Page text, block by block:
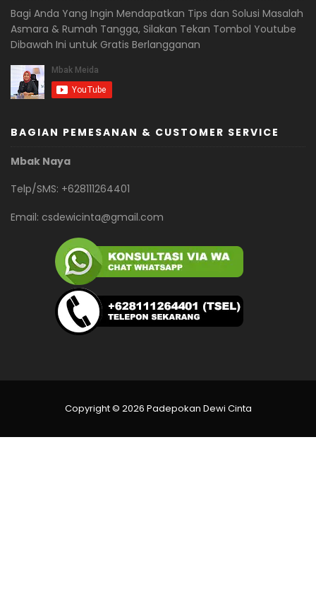
Bagi Anda Yang Ingin Mendapatkan Tips dan Solusi Masalah
Asmara & Rumah Tangga, Silakan Tekan Tombol Youtube
Dibawah Ini untuk Gratis Berlangganan
BAGIAN PEMESANAN & CUSTOMER SERVICE
Mbak Naya
Telp/SMS: +628111264401
Email: csdewicinta@gmail.com
Copyright © 2026 Padepokan Dewi Cinta